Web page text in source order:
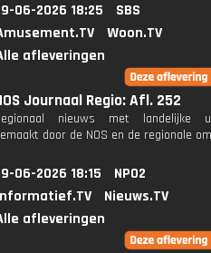
06-2026 18:25
SBS
Woon.TV
afleveringen
Journaal Regio: Afl. 252
nieuws met landelijke
door de NOS en de regionale
06-2026 18:15
NPO2
Nieuws.TV
afleveringen